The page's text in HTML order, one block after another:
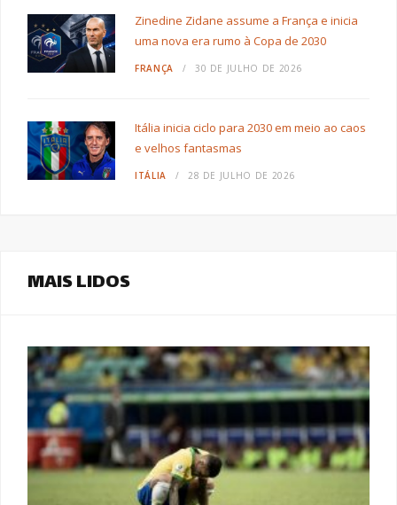
Zinedine Zidane assume a França e inicia
uma nova era rumo à Copa de 2030
FRANÇA 30 DE JULHO DE 2026
Itália inicia ciclo para 2030 em meio ao caos
e velhos fantasmas
ITÁLIA 28 DE JULHO DE 2026
MAIS LIDOS